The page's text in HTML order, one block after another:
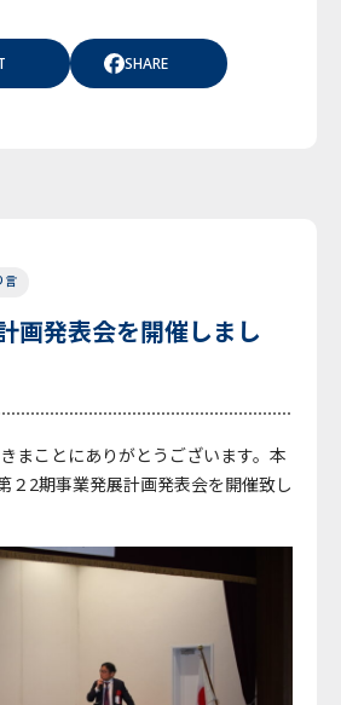
SHARE
言
画発表会を開催しまし
まことにありがとうございます。本
２2期事業発展計画発表会を開催致し